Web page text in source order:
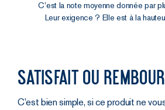
C’est la note moyenne donnée par
Leur exigence ? Elle est à la
Satisfait ou
C’est bien simple, si ce produit ne